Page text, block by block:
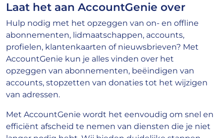
Laat het aan AccountGenie over
Hulp nodig met het opzeggen van on- en offline
abonnementen, lidmaatschappen, accounts,
profielen, klantenkaarten of nieuwsbrieven? Met
AccountGenie kun je alles vinden over het
opzeggen van abonnementen, beëindigen van
accounts, stopzetten van donaties tot het wijzigen
van adressen.
Met AccountGenie wordt het eenvoudig om snel en
efficiënt afscheid te nemen van diensten die je niet